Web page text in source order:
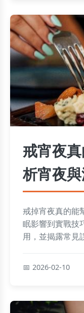
戒宵夜
析宵夜
戒掉宵夜真的能
眠影響到實戰技
用，並揭露常見
2026-02-10